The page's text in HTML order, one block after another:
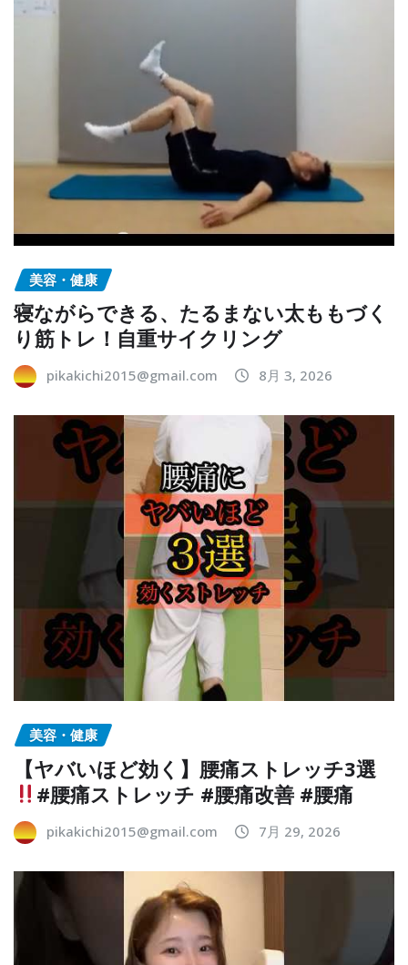
美容・健康
寝ながらできる、たるまない太ももづく
り筋トレ！自重サイクリング
pikakichi2015@gmail.com 8月 3, 2026
美容・健康
【ヤバいほど効く】腰痛ストレッチ3選
#腰痛ストレッチ #腰痛改善 #腰痛
pikakichi2015@gmail.com 7月 29, 2026